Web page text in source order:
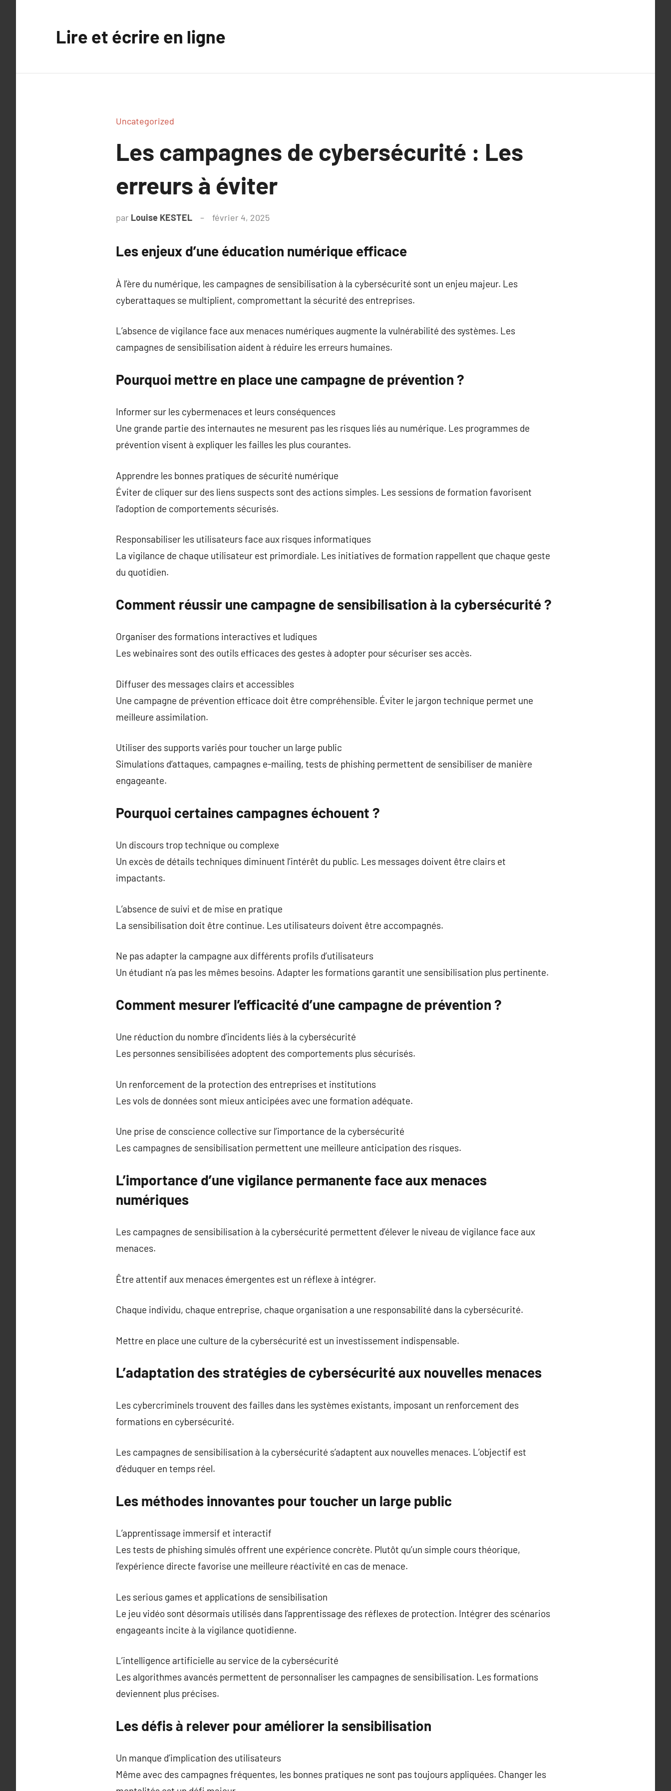
Lire et écrire en ligne
Uncategorized
Les campagnes de cybersécurité : Les
erreurs à éviter
par Louise KESTEL février 4, 2025
Les enjeux d’une éducation numérique efficace
À l’ère du numérique, les campagnes de sensibilisation à la cybersécurité sont un enjeu majeur. Les
cyberattaques se multiplient, compromettant la sécurité des entreprises.
L’absence de vigilance face aux menaces numériques augmente la vulnérabilité des systèmes. Les
campagnes de sensibilisation aident à réduire les erreurs humaines.
Pourquoi mettre en place une campagne de prévention ?
Informer sur les cybermenaces et leurs conséquences
Une grande partie des internautes ne mesurent pas les risques liés au numérique. Les programmes de
prévention visent à expliquer les failles les plus courantes.
Apprendre les bonnes pratiques de sécurité numérique
Éviter de cliquer sur des liens suspects sont des actions simples. Les sessions de formation favorisent
l’adoption de comportements sécurisés.
Responsabiliser les utilisateurs face aux risques informatiques
La vigilance de chaque utilisateur est primordiale. Les initiatives de formation rappellent que chaque geste
du quotidien.
Comment réussir une campagne de sensibilisation à la cybersécurité ?
Organiser des formations interactives et ludiques
Les webinaires sont des outils efficaces des gestes à adopter pour sécuriser ses accès.
Diffuser des messages clairs et accessibles
Une campagne de prévention efficace doit être compréhensible. Éviter le jargon technique permet une
meilleure assimilation.
Utiliser des supports variés pour toucher un large public
Simulations d’attaques, campagnes e-mailing, tests de phishing permettent de sensibiliser de manière
engageante.
Pourquoi certaines campagnes échouent ?
Un discours trop technique ou complexe
Un excès de détails techniques diminuent l’intérêt du public. Les messages doivent être clairs et
impactants.
L’absence de suivi et de mise en pratique
La sensibilisation doit être continue. Les utilisateurs doivent être accompagnés.
Ne pas adapter la campagne aux différents profils d’utilisateurs
Un étudiant n’a pas les mêmes besoins. Adapter les formations garantit une sensibilisation plus pertinente.
Comment mesurer l’efficacité d’une campagne de prévention ?
Une réduction du nombre d’incidents liés à la cybersécurité
Les personnes sensibilisées adoptent des comportements plus sécurisés.
Un renforcement de la protection des entreprises et institutions
Les vols de données sont mieux anticipées avec une formation adéquate.
Une prise de conscience collective sur l’importance de la cybersécurité
Les campagnes de sensibilisation permettent une meilleure anticipation des risques.
L’importance d’une vigilance permanente face aux menaces
numériques
Les campagnes de sensibilisation à la cybersécurité permettent d’élever le niveau de vigilance face aux
menaces.
Être attentif aux menaces émergentes est un réflexe à intégrer.
Chaque individu, chaque entreprise, chaque organisation a une responsabilité dans la cybersécurité.
Mettre en place une culture de la cybersécurité est un investissement indispensable.
L’adaptation des stratégies de cybersécurité aux nouvelles menaces
Les cybercriminels trouvent des failles dans les systèmes existants, imposant un renforcement des
formations en cybersécurité.
Les campagnes de sensibilisation à la cybersécurité s’adaptent aux nouvelles menaces. L’objectif est
d’éduquer en temps réel.
Les méthodes innovantes pour toucher un large public
L’apprentissage immersif et interactif
Les tests de phishing simulés offrent une expérience concrète. Plutôt qu’un simple cours théorique,
l’expérience directe favorise une meilleure réactivité en cas de menace.
Les serious games et applications de sensibilisation
Le jeu vidéo sont désormais utilisés dans l’apprentissage des réflexes de protection. Intégrer des scénarios
engageants incite à la vigilance quotidienne.
L’intelligence artificielle au service de la cybersécurité
Les algorithmes avancés permettent de personnaliser les campagnes de sensibilisation. Les formations
deviennent plus précises.
Les défis à relever pour améliorer la sensibilisation
Un manque d’implication des utilisateurs
Même avec des campagnes fréquentes, les bonnes pratiques ne sont pas toujours appliquées. Changer les